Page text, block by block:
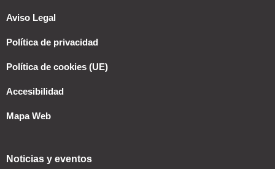
Aviso Legal
Política de privacidad
Política de cookies (UE)
Accesibilidad
Mapa Web
Noticias y eventos